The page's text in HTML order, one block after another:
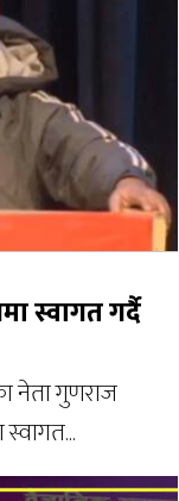
स्वागत गर्दै
नेता गुणराज